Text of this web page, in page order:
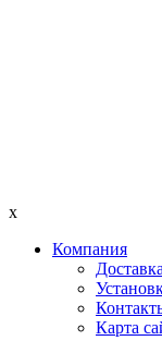
x
Компания
Карта